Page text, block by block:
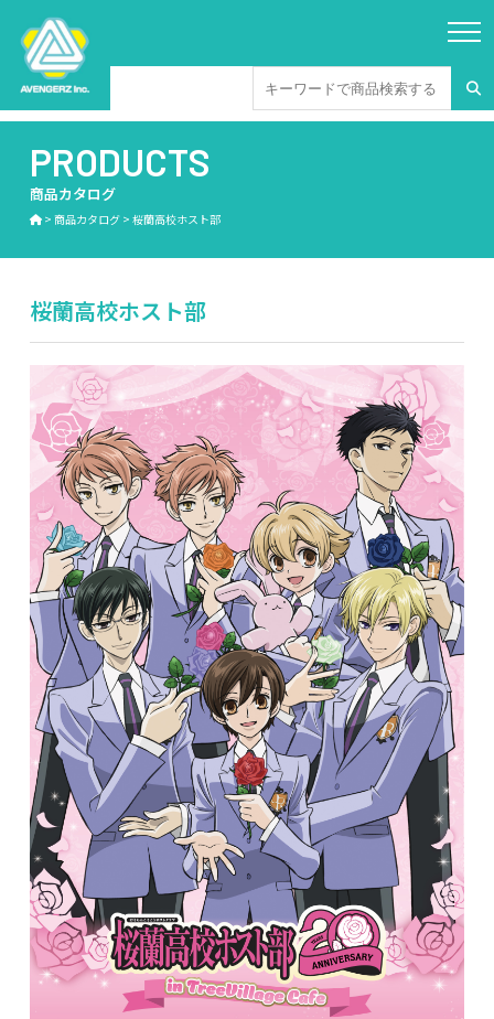
PRODUCTS
商品カタログ
> 商品カタログ> 桜蘭高校ホスト部
桜蘭高校ホスト部